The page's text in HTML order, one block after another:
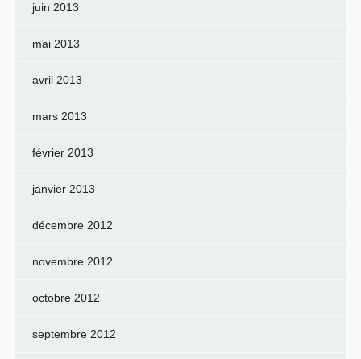
juin 2013
mai 2013
avril 2013
mars 2013
février 2013
janvier 2013
décembre 2012
novembre 2012
octobre 2012
septembre 2012